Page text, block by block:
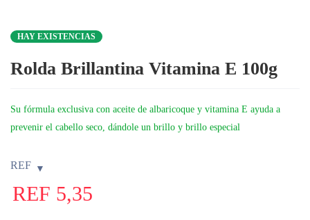
HAY EXISTENCIAS
Rolda Brillantina Vitamina E 100g
Su fórmula exclusiva con aceite de albaricoque y vitamina E ayuda a
prevenir el cabello seco, dándole un brillo y brillo especial
REF
REF 5,35